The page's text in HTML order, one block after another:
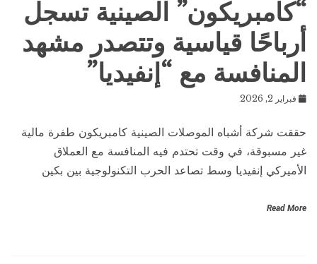
“كامبريكون” الصينية تسجل
أرباحًا قياسية وتتصدر مشهد
المنافسة مع “إنفيديا”
فبراير 2, 2026
حققت شركة أشباه الموصلات الصينية كامبريكون طفرة مالية
غير مسبوقة، في وقت تحتدم فيه المنافسة مع العملاق
الأميركي إنفيديا وسط تصاعد الحرب التكنولوجية بين بكين
Read More